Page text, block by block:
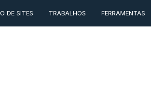
DE SITES TRABALHOS FERRAMENTAS